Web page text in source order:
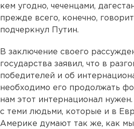
кем угодно, чеченцами,
прежде всего, конечно,
подчеркнул Путин.
В заключение своего
государства заявил, что в
победителей и об
необходимо его продолжать
нам этот интернационал
с теми людьми, которые и в
Америке думают так же, как